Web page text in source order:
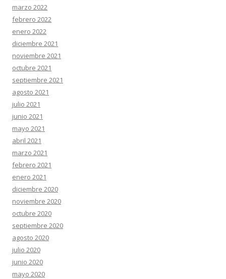
marzo 2022
febrero 2022
enero 2022
diciembre 2021
noviembre 2021
octubre 2021
septiembre 2021
agosto 2021
julio 2021
junio 2021
mayo 2021
abril 2021
marzo 2021
febrero 2021
enero 2021
diciembre 2020
noviembre 2020
octubre 2020
septiembre 2020
agosto 2020
julio 2020
junio 2020
mayo 2020